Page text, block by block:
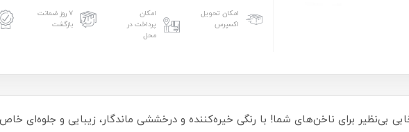
امکان تحویل
اکسپرس
امکان
پرداخت در
محل
۷ روز ضمانت
بازگشت
آرتی کد 330، انتخابی بی‌نظیر برای ناخن‌های شما! با رنگی خیره‌کننده و درخششی ماندگار، زیبایی و